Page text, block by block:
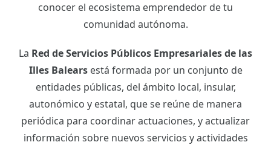
conocer el ecosistema emprendedor de tu
comunidad autónoma.
La Red de Servicios Públicos Empresariales de las
Illes Balearsestá formada por un conjunto de
entidades públicas, del ámbito local, insular,
autonómico y estatal, que se reúne de manera
periódica para coordinar actuaciones, y actualizar
información sobre nuevos servicios y actividades